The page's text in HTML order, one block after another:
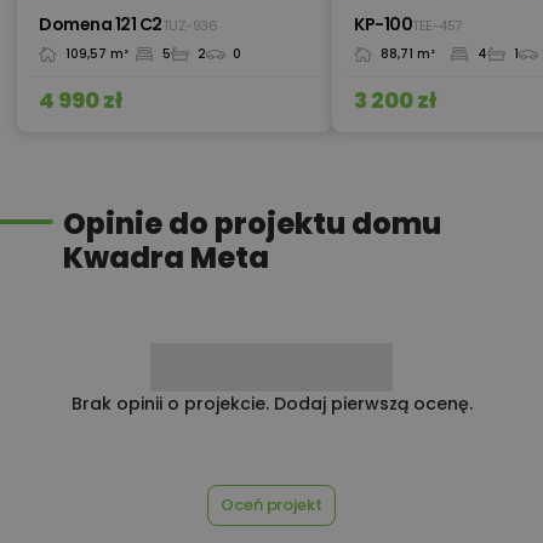
Pakiet umów i wniosków 450,00 zł
Płyta styropianowa na wymiar 450,00 zł
Rabat 10% na zakupy w
Domena 121 C2TUZ-936
109,57 m² 5 2 0
4 990 zł
KP-100TEE-457
88,71 m² 4 1
3 200 zł
Opinie do projektu domu
Kwadra Meta
Brak opinii o projekcie. Dodaj pierwszą ocenę.
Oceń projekt